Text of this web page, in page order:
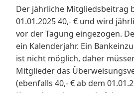
Der jährliche Mitgliedsbeitrag
01.01.2025 40,- € und wird
vor der Tagung eingezogen.
ein Kalenderjahr. Ein
ist nicht möglich, daher
Mitglieder das
(ebenfalls 40,- € ab dem